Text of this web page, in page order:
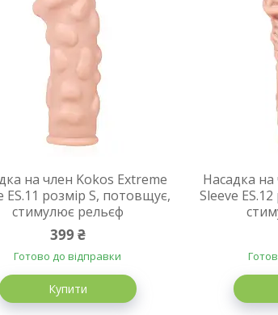
на член Kokos Extreme
ES.11 розмір S, потовщує,
стимулює рельєф
399 ₴
Готово до відправки
Купити
Насадка
Sleeve